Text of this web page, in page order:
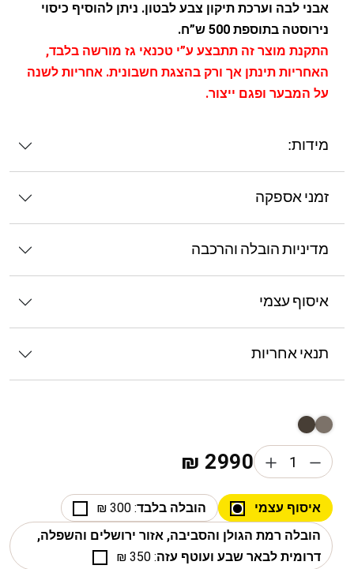
אבני לבה וערכת תיקון צבע לבטון. ניתן להוסיף כיסוי
נירוסטה בתוספת 500 ש”ח.
התקנת מוצר זה תתבצע ע”י טכנאי גז מורשה בלבד,
האחריות תינתן אך ורק בהצגת חשבונית. אחריות לשנה
על המבער ופגם ייצור.
מידות:
זמני אספקה
מדיניות הובלה והרכבה
איסוף עצמי
תנאי אחריות
₪ 2990
איסוף עצמי הובלה בלבד: 300 ₪
הובלה רמת הגולן והסביבה, אזור ירושלים והשפלה,
דרומית לבאר שבע ועוטף עזה: 350 ₪